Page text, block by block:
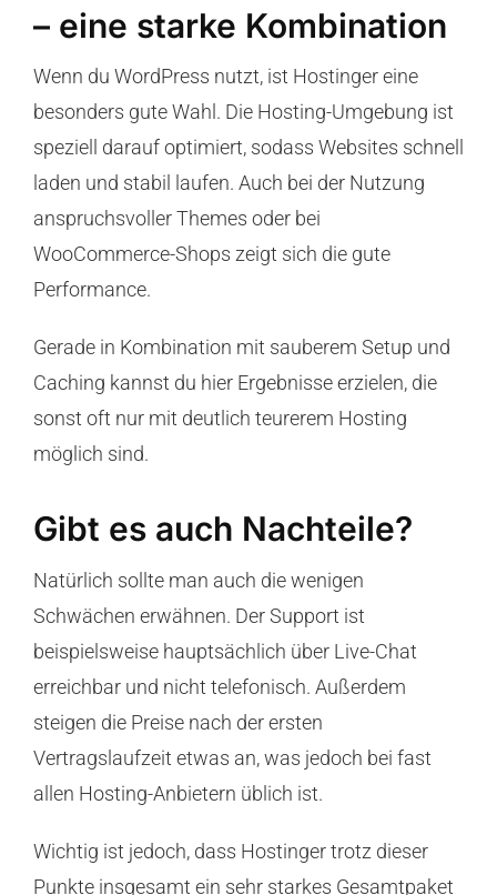
– eine starke Kombination
Wenn du WordPress nutzt, ist Hostinger eine
besonders gute Wahl. Die Hosting-Umgebung ist
speziell darauf optimiert, sodass Websites schnell
laden und stabil laufen. Auch bei der Nutzung
anspruchsvoller Themes oder bei
WooCommerce-Shops zeigt sich die gute
Performance.
Gerade in Kombination mit sauberem Setup und
Caching kannst du hier Ergebnisse erzielen, die
sonst oft nur mit deutlich teurerem Hosting
möglich sind.
Gibt es auch Nachteile?
Natürlich sollte man auch die wenigen
Schwächen erwähnen. Der Support ist
beispielsweise hauptsächlich über Live-Chat
erreichbar und nicht telefonisch. Außerdem
steigen die Preise nach der ersten
Vertragslaufzeit etwas an, was jedoch bei fast
allen Hosting-Anbietern üblich ist.
Wichtig ist jedoch, dass Hostinger trotz dieser
Punkte insgesamt ein sehr starkes Gesamtpaket